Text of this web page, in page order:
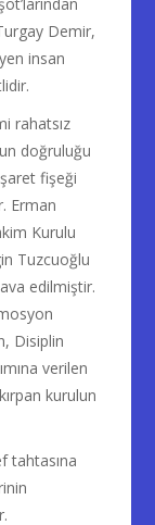
Demir,
insan
rahatsız
doğruluğu
fişeği
Erman
Kurulu
Tuzcuoğlu
edilmiştir.
Disiplin
verilen
kurulun
tahtasına